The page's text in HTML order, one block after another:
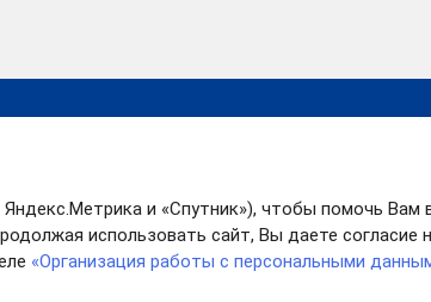
и «Спутник»), чтобы помочь Вам
использовать сайт, Вы даете
«Организация работы с персональными
Новости